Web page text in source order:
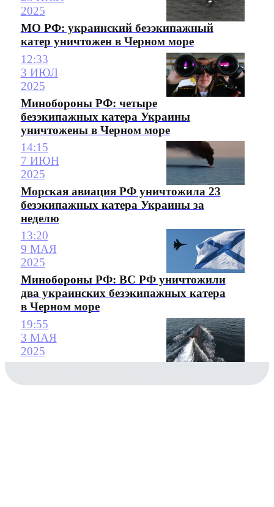
2025
МО РФ: украинский безэкипажный
катер уничтожен в Черном море
12:33
3 ИЮЛ
2025
Минобороны РФ: четыре
безэкипажных катера Украины
уничтожены в Черном море
14:15
7 ИЮН
2025
Морская авиация РФ уничтожила 23
безэкипажных катера Украины за
неделю
13:20
9 МАЯ
2025
Минобороны РФ: ВС РФ уничтожили
два украинских безэкипажных катера
в Черном море
19:55
3 МАЯ
2025